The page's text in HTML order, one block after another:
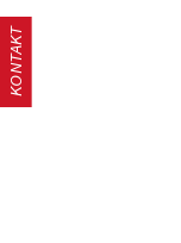
KONTAKT